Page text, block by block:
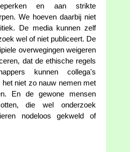
en aan strikte
We hoeven daarbij niet
De media kunnen zelf
wel of niet publiceert. De
overwegingen weigeren
dat de ethische regels
kunnen collega's
niet zo nauw nemen met
En de gewone mensen
die wel onderzoek
nodeloos gekweld of